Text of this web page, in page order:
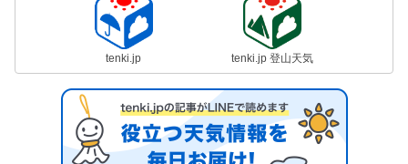
tenki.jp tenki.jp 登山天気